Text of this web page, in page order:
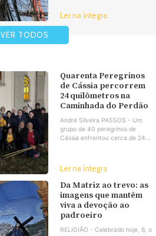
Ler na íntegra
VER TODOS
Quarenta Peregrinos
de Cássia percorrem
24 quilômetros na
Caminhada do Perdão
André Silveira PASSOS - Um
grupo de 40 peregrinos de
Cássia enfrentou cerca de 24...
Ler na íntegra
Da Matriz ao trevo: as
imagens que mantêm
viva a devoção ao
padroeiro
RELIGIÃO - Celebrado hoje, 6, o